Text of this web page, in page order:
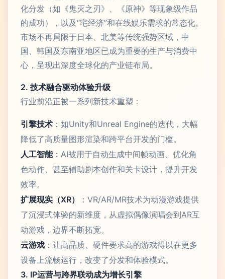
化分发（如《鬼灭之刃》、《原神》等现象级作品
的成功），以及“宅经济”和在线娱乐需求的常态化。
市场不再局限于日本、北美等传统强势区域，中
国、韩国及东南亚地区已成为重要的生产与消费中
心，呈现出深度全球化的产业链布局。
2. 技术融合驱动体验升级
行业前沿正被一系列新技术重塑：
引擎技术 ：如Unity和Unreal Engine的迭代，大幅
降低了高质量图形渲染和跨平台开发的门槛。
人工智能：AI被用于自动生成中间帧动画、优化角
色动作、甚至辅助剧本创作和关卡设计，提升开发
效率。
扩展现实（XR）
：VR/AR/MR技术为动漫游戏提供
了沉浸式体验的新维度，从虚拟偶像演唱会到AR互
动游戏，边界不断拓宽。
云游戏 ：让高品质、硬件要求高的游戏得以在更多
设备上流畅运行，改变了分发和体验模式。
3. IP运营与跨界联动成为增长引擎